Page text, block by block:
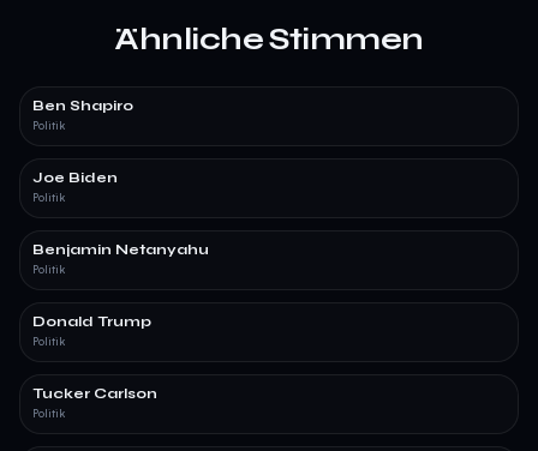
Ähnliche Stimmen
Ben Shapiro
Politik
Joe Biden
Politik
Benjamin Netanyahu
Politik
Donald Trump
Politik
Tucker Carlson
Politik